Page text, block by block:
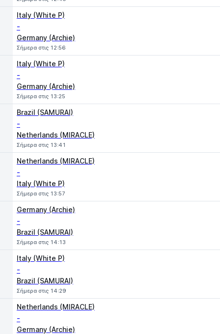
Italy (White P)
-
Germany (Archie)
Σήμερα στις 12:56
Italy (White P)
-
Germany (Archie)
Σήμερα στις 13:25
Brazil (SAMURAI)
-
Netherlands (MIRACLE)
Σήμερα στις 13:41
Netherlands (MIRACLE)
-
Italy (White P)
Σήμερα στις 13:57
Germany (Archie)
-
Brazil (SAMURAI)
Σήμερα στις 14:13
Italy (White P)
-
Brazil (SAMURAI)
Σήμερα στις 14:29
Netherlands (MIRACLE)
-
Germany (Archie)